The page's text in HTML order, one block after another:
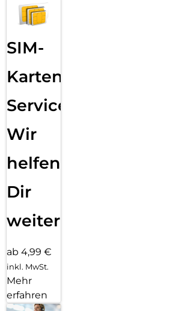
Sende eine Textnachricht, ruf jemanden
Podcasts und kontaktiere den Notruf –
iPhone. Und jetzt bist du mit schnellem
SIM-
Karten
Service:
Wir
helfen
Dir
weiter
ab 4,99 €
inkl. MwSt.
Mehr
erfahren